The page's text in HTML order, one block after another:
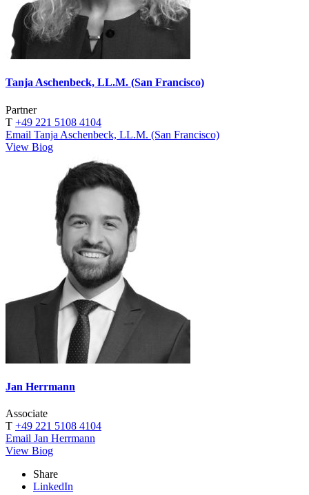
Tanja Aschenbeck, LL.M. (San Francisco)
Partner
T +49 221 5108 4104
Email Tanja Aschenbeck, LL.M. (San Francisco)
View Biog
Jan Herrmann
Associate
T +49 221 5108 4104
Email Jan Herrmann
View Biog
Share
LinkedIn